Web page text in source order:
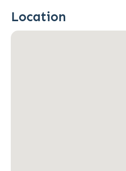
Location